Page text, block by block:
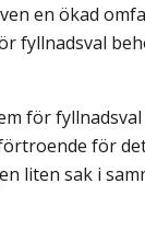
en ökad
fyllnadsval
för fyllnadsval
för
liten sak i